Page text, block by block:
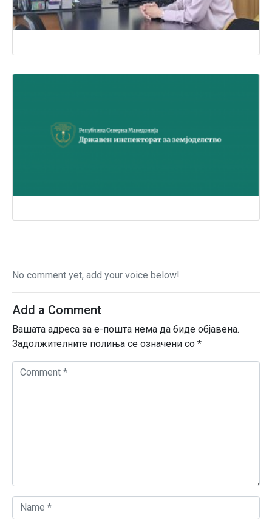
No comment yet, add your voice below!
Add a Comment
Вашата адреса за е-пошта нема да биде објавена.
Задолжителните полиња се означени со *
a